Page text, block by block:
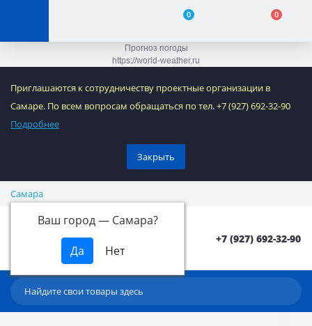
Прогноз погоды
https://world-weather.ru
0 0
Приглашаются к сотрудничеству проектные организации в
Самаре. По всем вопросам обращаться по тел. +7 (927) 692-32-90
Подробнее
Закрыть
Самара
Ваш город — Самара?
+7 (927) 692-32-90